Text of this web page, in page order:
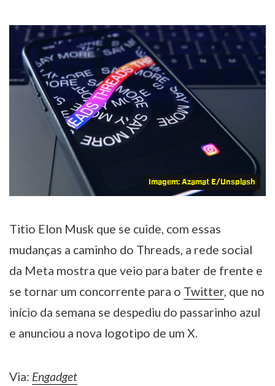
Imagem: Azamat E/Unsplash
Titio Elon Musk que se cuide, com essas
mudanças a caminho do Threads, a rede social
da Meta mostra que veio para bater de frente e
se tornar um concorrente para o Twitter, que no
início da semana se despediu do passarinho azul
e anunciou a nova logotipo de um X.
Via: Engadget